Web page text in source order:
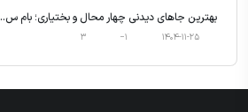
بهترین جاهای دیدنی چهار محال و بختیاری؛ بام
1404-11-25
3